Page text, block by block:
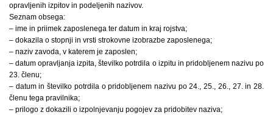
opravljenih izpitov in podeljenih nazivov.
Seznam obsega:
– ime in priimek zaposlenega ter datum in kraj rojstva;
– dokazila o stopnji in vrsti strokovne izobrazbe zaposlenega;
– naziv zavoda, v katerem je zaposlen;
– datum opravljanja izpita, številko potrdila o izpitu in pridobljenem nazivu po
23. členu;
– datum in številko potrdila o pridobljenem nazivu po 24., 25., 26., 27. in 28.
členu tega pravilnika;
– prilogo z dokazili o izpolnjevanju pogojev za pridobitev naziva;